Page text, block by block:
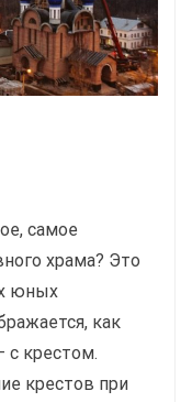
самое
храма? Это
юных
как
с крестом.
крестов при